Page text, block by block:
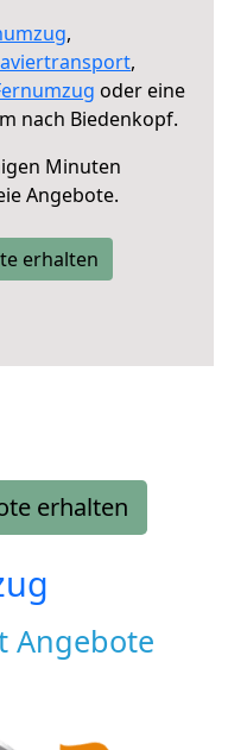
,
,
oder eine
nach Biedenkopf.
Minuten
Angebote.
erhalten
erhalten
Angebote